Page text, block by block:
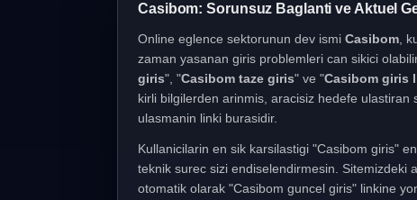
Casibom Giris Islemleri
Casibom: Sorunsuz Baglanti ve Aktuel
Online eglence sektorunun dev ismi Casibom ,
zaman yasanan giris problemleri can sikici
giris", "Casibom taze giris" ve "Casibom giris
kirli bilgilerden arinmis, aracisiz hedefe
ulasmanin linki burasidir.
Kullanicilarin en sik karsilastigi "Casibom giris"
teknik surec sizi endiselendirmesin. Sitemizdeki
otomatik olarak "Casibom guncel giris" linkine